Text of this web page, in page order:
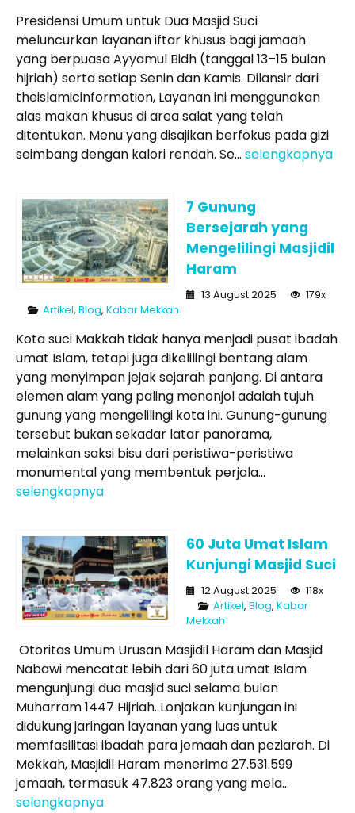
Presidensi Umum untuk Dua Masjid Suci
meluncurkan layanan iftar khusus bagi jamaah
yang berpuasa Ayyamul Bidh (tanggal 13–15 bulan
hijriah) serta setiap Senin dan Kamis. Dilansir dari
theislamicinformation, Layanan ini menggunakan
alas makan khusus di area salat yang telah
ditentukan. Menu yang disajikan berfokus pada gizi
seimbang dengan kalori rendah. Se... selengkapnya
7 Gunung
Bersejarah yang
Mengelilingi Masjidil
Haram
13 August 2025
179x
Artikel, Blog, Kabar Mekkah
Kota suci Makkah tidak hanya menjadi pusat ibadah
umat Islam, tetapi juga dikelilingi bentang alam
yang menyimpan jejak sejarah panjang. Di antara
elemen alam yang paling menonjol adalah tujuh
gunung yang mengelilingi kota ini. Gunung-gunung
tersebut bukan sekadar latar panorama,
melainkan saksi bisu dari peristiwa-peristiwa
monumental yang membentuk perjala...
selengkapnya
60 Juta Umat Islam
Kunjungi Masjid Suci
12 August 2025
118x
Artikel, Blog, Kabar
Mekkah
Otoritas Umum Urusan Masjidil Haram dan Masjid
Nabawi mencatat lebih dari 60 juta umat Islam
mengunjungi dua masjid suci selama bulan
Muharram 1447 Hijriah. Lonjakan kunjungan ini
didukung jaringan layanan yang luas untuk
memfasilitasi ibadah para jemaah dan peziarah. Di
Mekkah, Masjidil Haram menerima 27.531.599
jemaah, termasuk 47.823 orang yang mela...
selengkapnya